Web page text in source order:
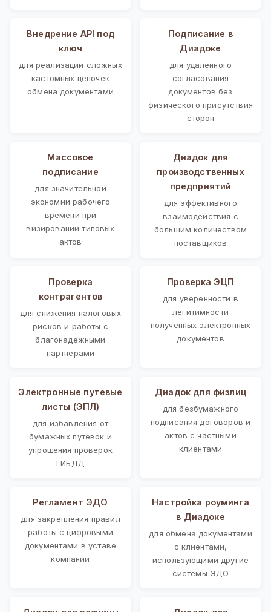
Внедрение API под
ключ
для реализации сложных
кастомных цепочек
обмена документами
Подписание в
Диадоке
для удаленного
согласования
документов без
физического присутствия
сторон
Массовое
подписание
для значительной
экономии рабочего
времени при
визировании типовых
актов
Диадок для
производственных
предприятий
для эффективного
взаимодействия с
большим количеством
поставщиков
Проверка
контрагентов
для снижения налоговых
рисков и работы с
благонадежными
партнерами
Проверка ЭЦП
для уверенности в
легитимности
полученных электронных
документов
Электронные путевые
листы (ЭПЛ)
для избавления от
бумажных путевок и
упрощения проверок
ГИБДД
Диадок для физлиц
для безбумажного
подписания договоров и
актов с частными
клиентами
Регламент ЭДО
для закрепления правил
работы с цифровыми
документами в уставе
компании
Настройка роуминга
в Диадоке
для обмена документами
с клиентами,
использующими другие
системы ЭДО